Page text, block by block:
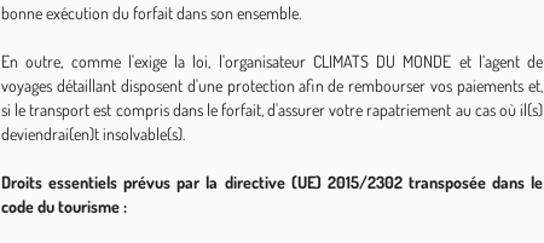
bonne exécution du forfait dans son ensemble.
En outre, comme l'exige la loi, l'organisateur CLIMATS DU MONDE et l’agent de
voyages détaillant disposent d'une protection afin de rembourser vos paiements et,
si le transport est compris dans le forfait, d'assurer votre rapatriement au cas où il(s)
deviendrai(en)t insolvable(s).
Droits essentiels prévus par la directive (UE) 2015/2302 transposée dans le
code du tourisme :